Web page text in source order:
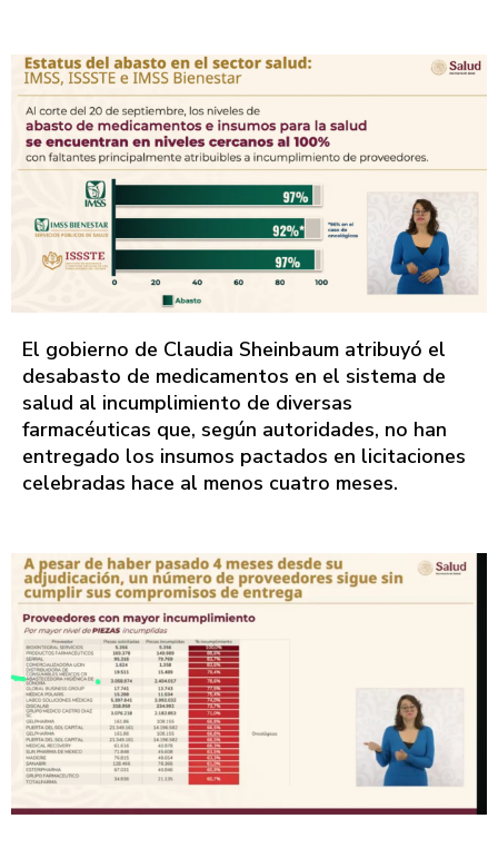
El gobierno de Claudia Sheinbaum atribuyó el
desabasto de medicamentos en el sistema de
salud al incumplimiento de diversas
farmacéuticas que, según autoridades, no han
entregado los insumos pactados en licitaciones
celebradas hace al menos cuatro meses.